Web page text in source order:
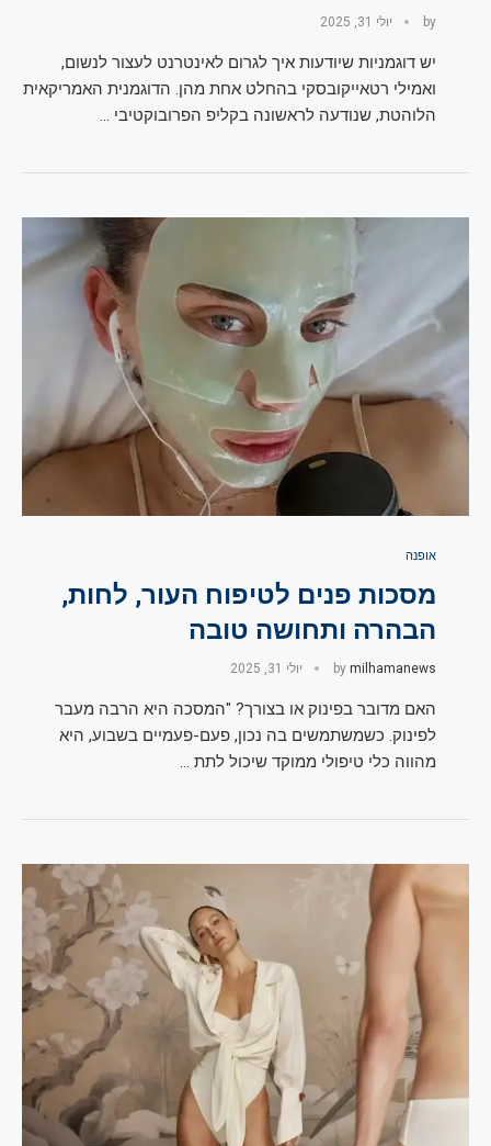
by יולי 31, 2025
יש דוגמניות שיודעות איך לגרום לאינטרנט לעצור לנשום,
ואמילי רטאייקובסקי בהחלט אחת מהן. הדוגמנית האמריקאית
הלוהטת, שנודעה לראשונה בקליפ הפרובוקטיבי …
אופנה
מסכות פנים לטיפוח העור, לחות,
הבהרה ותחושה טובה
by milhamanews יולי 31, 2025
האם מדובר בפינוק או בצורך? "המסכה היא הרבה מעבר
לפינוק. כשמשתמשים בה נכון, פעם-פעמיים בשבוע, היא
מהווה כלי טיפולי ממוקד שיכול לתת …